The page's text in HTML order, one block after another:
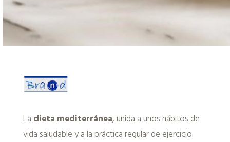
La dieta mediterránea, unida a unos hábitos de
vida saludable y a la práctica regular de ejercicio